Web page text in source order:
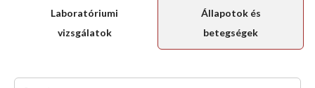
Laboratóriumi
vizsgálatok
Állapotok és
betegségek